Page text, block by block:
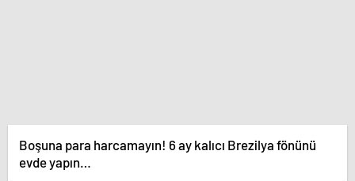
Boşuna para harcamayın! 6 ay kalıcı Brezilya fönünü
evde yapın…